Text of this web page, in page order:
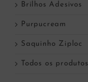
Brilhos Adesivos
Purpucream
Saquinho Ziploc
Todos os produtos